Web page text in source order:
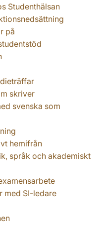
Studenthälsan
på
skriver
svenska som
hemifrån
språk och akademiskt
med SI-ledare